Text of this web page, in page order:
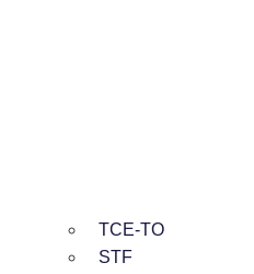
TCE-TO
STF